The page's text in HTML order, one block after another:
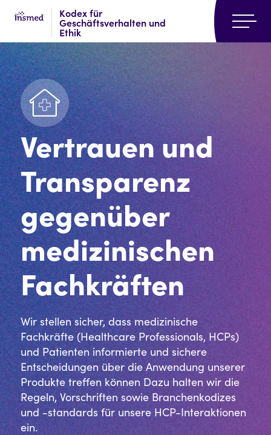
Skip
content
Skip
Kodex für
Geschäftsverhalten und
Ethik
Vertrauen und
Transparenz
gegenüber
medizinischen
Fachkräften
Wir stellen sicher, dass medizinische
Fachkräfte (Healthcare Professionals, HCPs)
und Patienten informierte und sichere
Entscheidungen über die Anwendung unserer
Produkte treffen können Dazu halten wir die
Regeln, Vorschriften sowie Branchenkodizes
und -standards für unsere HCP-Interaktionen
ein.